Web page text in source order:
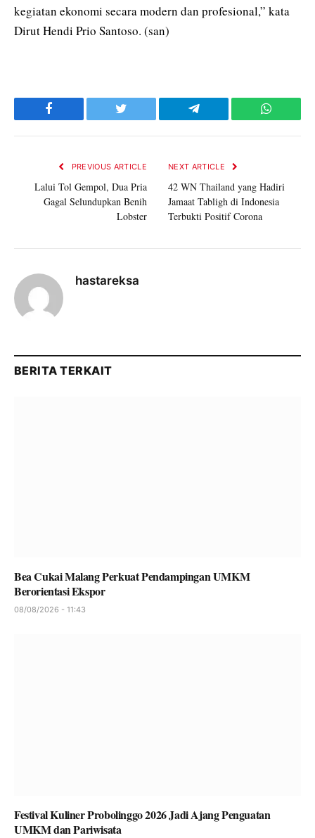
kegiatan ekonomi secara modern dan profesional,” kata
Dirut Hendi Prio Santoso. (san)
Facebook Twitter Telegram
PREVIOUS ARTICLE
Lalui Tol Gempol, Dua Pria
Gagal Selundupkan Benih
Lobster
NEXT ARTICLE
42 WN Thailand yang Hadiri
Jamaat Tabligh di Indonesia
Terbukti Positif Corona
hastareksa
BERITA TERKAIT
Bea Cukai Malang Perkuat Pendampingan UMKM
Berorientasi Ekspor
08/08/2026 - 11:43
Festival Kuliner Probolinggo 2026 Jadi Ajang Penguatan
UMKM dan Pariwisata